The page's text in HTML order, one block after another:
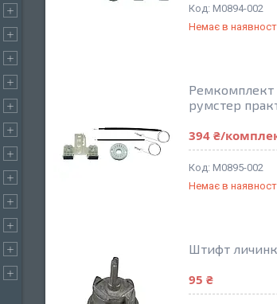
M0894-002
Немає в
Ремкомплект
румстер
394 ₴/
M0895-002
Немає в
Штифт
95 ₴